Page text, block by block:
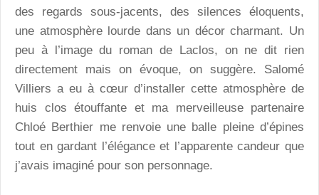
des regards sous-jacents, des silences éloquents,
une atmosphère lourde dans un décor charmant. Un
peu à l’image du roman de Laclos, on ne dit rien
directement mais on évoque, on suggère. Salomé
Villiers a eu à cœur d’installer cette atmosphère de
huis clos étouffante et ma merveilleuse partenaire
Chloé Berthier me renvoie une balle pleine d’épines
tout en gardant l’élégance et l’apparente candeur que
j’avais imaginé pour son personnage.